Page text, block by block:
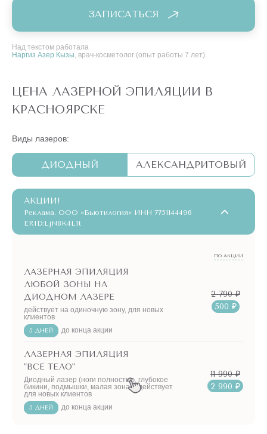
ЗАПИСАТЬСЯ
Над текстом работала
Наргиз Азер Кызы, врач-косметолог (опыт работы 7 лет).
ЦЕНА ЛАЗЕРНОЙ ЭПИЛЯЦИИ В
КРАСНОЯРСКЕ
Виды лазеров:
ДИОДНЫЙ АЛЕКСАНДРИТОВЫЙ
АКЦИИ!
Реклама. ООО «Бьютилогия» ИНН 7751144496
ERID:LjN8K4L1t
ПО АКЦИИ
ЛАЗЕРНАЯ ЭПИЛЯЦИЯ
ЛЮБОЙ ЗОНЫ НА
ДИОДНОМ ЛАЗЕРЕ
действует на одиночную зону, для новых
клиентов
5 ДНЕЙ до конца акции
2 790 ₽
500 ₽
ЛАЗЕРНАЯ ЭПИЛЯЦИЯ
"ВСЕ ТЕЛО"
Диодный лазер (ноги полностью, глубокое
бикини, подмышки, малая зона) - действует
для новых клиентов
5 ДНЕЙ до конца акции
11 990 ₽
2 990 ₽